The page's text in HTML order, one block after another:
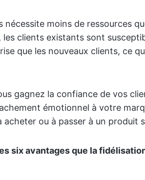
nécessite moins de ressources
les clients existants sont
que les nouveaux clients, ce
gagnez la confiance de vos
émotionnel à votre
acheter ou à passer à un produit
six avantages que la